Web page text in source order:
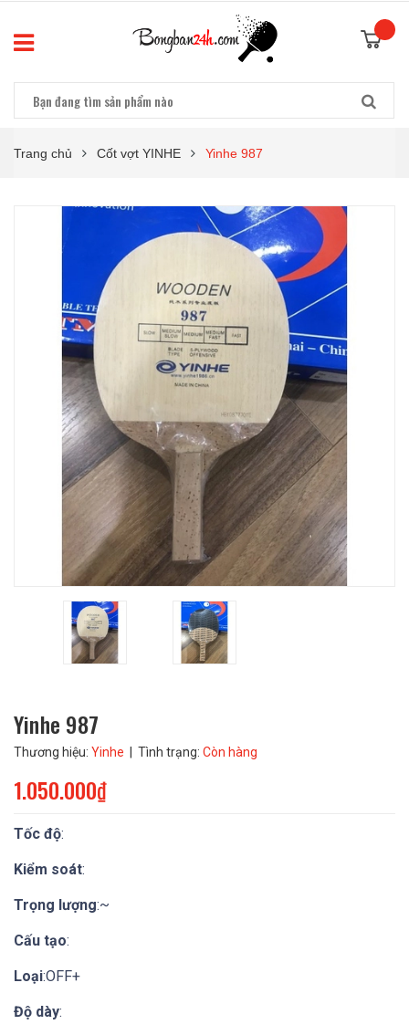
Trang chủ Cốt vợt YINHE Yinhe 987
Yinhe 987
Thương hiệu: Yinhe | Tình trạng: Còn hàng
1.050.000₫
Tốc độ:
Kiểm soát:
Trọng lượng:~
Cấu tạo:
Loại:OFF+
Độ dày: